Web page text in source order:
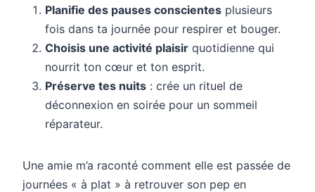
Planifie des pauses conscientes plusieurs
fois dans ta journée pour respirer et bouger.
Choisis une activité plaisir quotidienne qui
nourrit ton cœur et ton esprit.
Préserve tes nuits : crée un rituel de
déconnexion en soirée pour un sommeil
réparateur.
Une amie m’a raconté comment elle est passée de
journées « à plat » à retrouver son pep en